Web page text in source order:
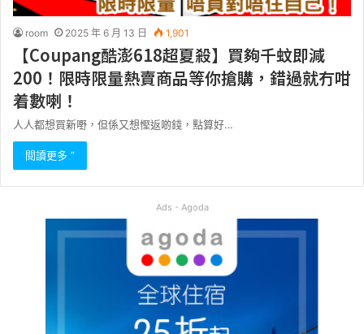
room 2025 年 6 月 13 日 1,901
【Coupang酷澎618超夏殺】買夠千蚊即減
200！限時限量熱賣商品等你搶購，錯過就冇咁
着數喇！
人人都想買新嘢，但係又想慳返啲錢，點算好…
閱讀更多 ”
Ads - Agoda